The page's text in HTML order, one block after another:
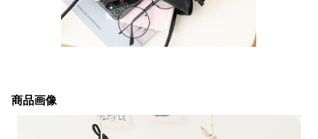
商品画像